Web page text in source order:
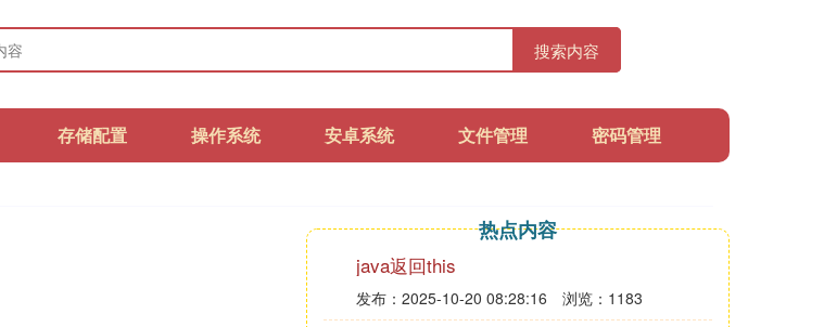
搜索内容
存储配置 操作系统 安卓系统 文件管理 密码管理
热点内容
java返回this
发布：2025-10-20 08:28:16 浏览：1183